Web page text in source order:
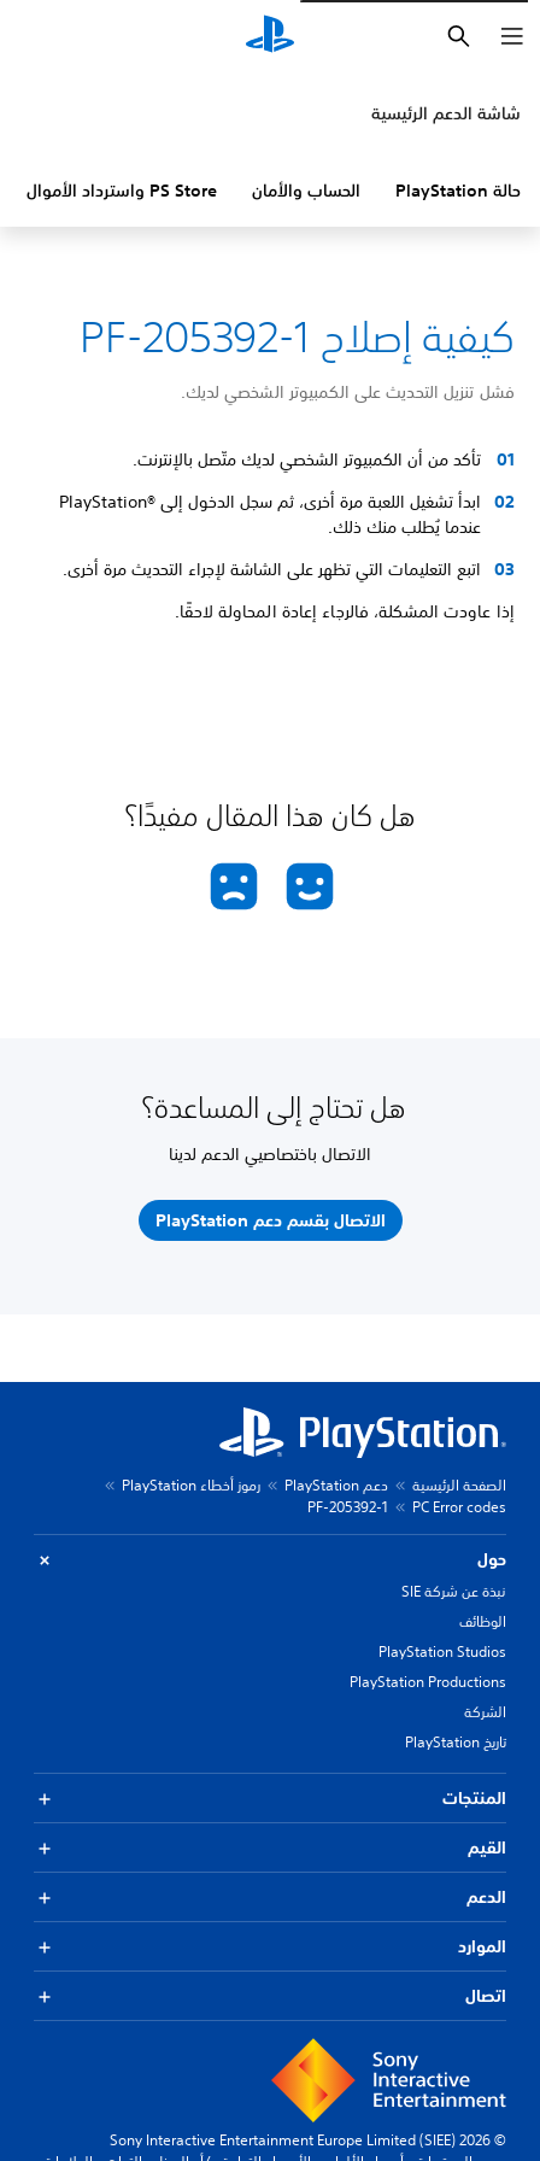
شاشة الدعم الرئيسية
حالة PlayStation الحساب والأمان PS Store واسترداد الأموال
كيفية إصلاح PF-205392-1
فشل تنزيل التحديث على الكمبيوتر الشخصي لديك.
تأكد من أن الكمبيوتر الشخصي لديك متّصل بالإنترنت.
ابدأ تشغيل اللعبة مرة أخرى، ثم سجل الدخول إلى PlayStation®‎
عندما يُطلب منك ذلك.
اتبع التعليمات التي تظهر على الشاشة لإجراء التحديث مرة أخرى.
إذا عاودت المشكلة، فالرجاء إعادة المحاولة لاحقًا.
هل كان هذا المقال مفيدًا؟
هل تحتاج إلى المساعدة؟
الاتصال باختصاصيي الدعم لدينا
الاتصال بقسم دعم PlayStation
الصفحة الرئيسية دعم PlayStation
رموز أخطاء PlayStation
PC Error codes
PF-205392-1
حول
نبذة عن شركة SIE
الوظائف
PlayStation Studios
PlayStation Productions
الشركة
تاريخ PlayStation
المنتجات
القيم
الدعم
الموارد
اتصال
© 2026 Sony Interactive Entertainment Europe Limited (SIEE)